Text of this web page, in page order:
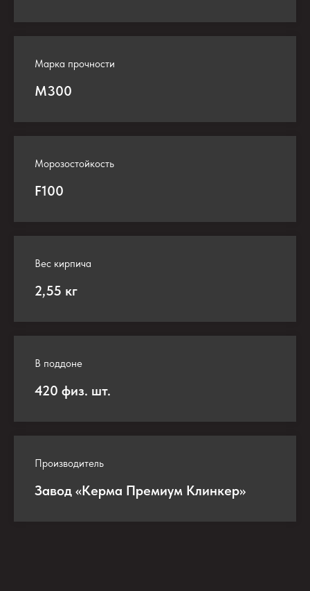
Марка прочности
М300
Морозостойкость
F100
Вес кирпича
2,55 кг
В поддоне
420 физ. шт.
Производитель
Завод «Керма Премиум Клинкер»